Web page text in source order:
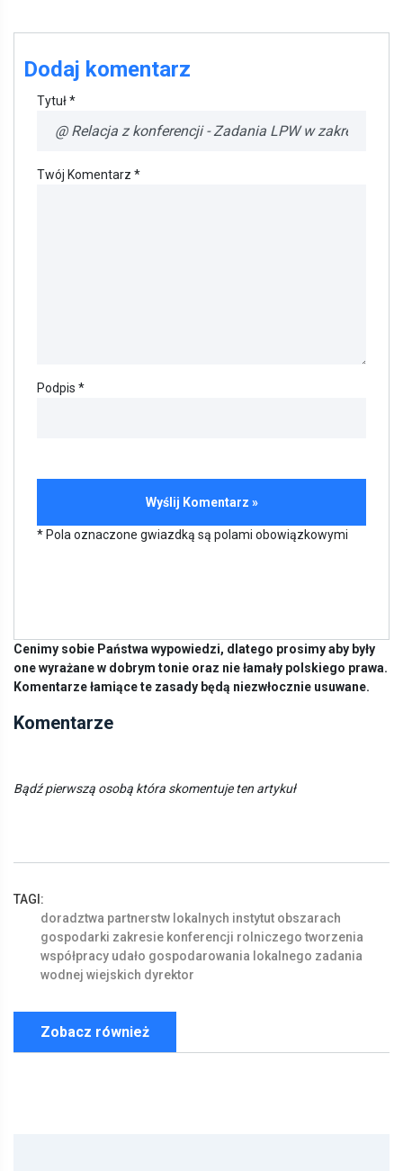
Dodaj komentarz
Tytuł *
Twój Komentarz *
Podpis *
* Pola oznaczone gwiazdką są polami obowiązkowymi
Cenimy sobie Państwa wypowiedzi, dlatego prosimy aby były
one wyrażane w dobrym tonie oraz nie łamały polskiego prawa.
Komentarze łamiące te zasady będą niezwłocznie usuwane.
Komentarze
Bądź pierwszą osobą która skomentuje ten artykuł
TAGI:
doradztwa partnerstw lokalnych instytut obszarach
gospodarki zakresie konferencji rolniczego tworzenia
współpracy udało gospodarowania lokalnego zadania
wodnej wiejskich dyrektor
Zobacz również